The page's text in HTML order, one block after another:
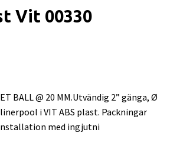
Vit 00330
BALL @ 20 MM.Utvändig 2” gänga, Ø
i VIT ABS plast. Packningar
med ingjutni